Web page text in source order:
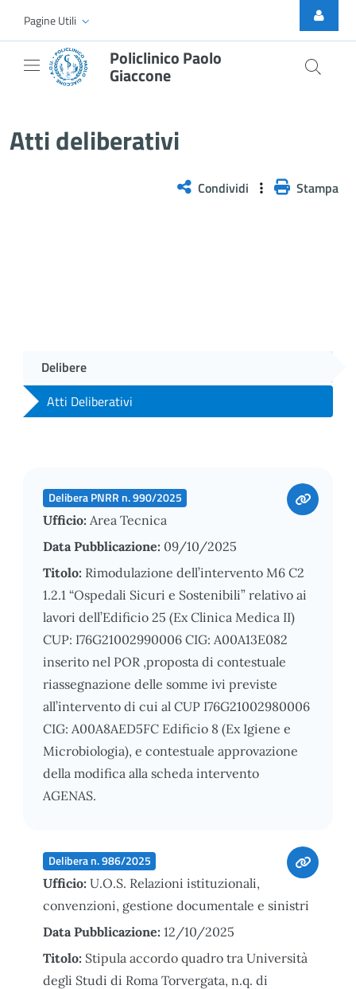
Skip to Main Content
Pagine Utili
Policlinico Paolo
Giaccone
Atti deliberativi
Condividi Stampa
Delibere
Atti Deliberativi
Delibera PNRR n. 990/2025
Ufficio: Area Tecnica
Data Pubblicazione: 09/10/2025
Titolo: Rimodulazione dell’intervento M6 C2
1.2.1 “Ospedali Sicuri e Sostenibili” relativo ai
lavori dell’Edificio 25 (Ex Clinica Medica II)
CUP: I76G21002990006 CIG: A00A13E082
inserito nel POR ,proposta di contestuale
riassegnazione delle somme ivi previste
all’intervento di cui al CUP I76G21002980006
CIG: A00A8AED5FC Edificio 8 (Ex Igiene e
Microbiologia), e contestuale approvazione
della modifica alla scheda intervento
AGENAS.
Delibera n. 986/2025
Ufficio: U.O.S. Relazioni istituzionali,
convenzioni, gestione documentale e sinistri
Data Pubblicazione: 12/10/2025
Titolo: Stipula accordo quadro tra Università
degli Studi di Roma Torvergata, n.q. di